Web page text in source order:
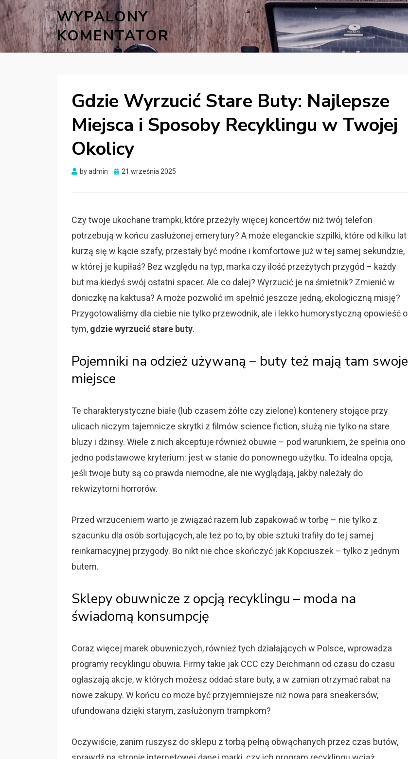
WYPALONY
KOMENTATOR
Gdzie Wyrzucić Stare Buty: Najlepsze
Miejsca i Sposoby Recyklingu w Twojej
Okolicy
byadmin
Posted
21 września 2025
Czy twoje ukochane trampki, które przeżyły więcej koncertów niż twój telefon
potrzebują w końcu zasłużonej emerytury? A może eleganckie szpilki, które od kilku lat
kurzą się w kącie szafy, przestały być modne i komfortowe już w tej samej sekundzie,
w której je kupiłaś? Bez względu na typ, marka czy ilość przeżytych przygód – każdy
but ma kiedyś swój ostatni spacer. Ale co dalej? Wyrzucić je na śmietnik? Zmienić w
doniczkę na kaktusa? A może pozwolić im spełnić jeszcze jedną, ekologiczną misję?
Przygotowaliśmy dla ciebie nie tylko przewodnik, ale i lekko humorystyczną opowieść o
tym, gdzie wyrzucić stare buty.
Pojemniki na odzież używaną – buty też mają tam swoje
miejsce
Te charakterystyczne białe (lub czasem żółte czy zielone) kontenery stojące przy
ulicach niczym tajemnicze skrytki z filmów science fiction, służą nie tylko na stare
bluzy i dżinsy. Wiele z nich akceptuje również obuwie – pod warunkiem, że spełnia ono
jedno podstawowe kryterium: jest w stanie do ponownego użytku. To idealna opcja,
jeśli twoje buty są co prawda niemodne, ale nie wyglądają, jakby należały do
rekwizytorni horrorów.
Przed wrzuceniem warto je związać razem lub zapakować w torbę – nie tylko z
szacunku dla osób sortujących, ale też po to, by obie sztuki trafiły do tej samej
reinkarnacyjnej przygody. Bo nikt nie chce skończyć jak Kopciuszek – tylko z jednym
butem.
Sklepy obuwnicze z opcją recyklingu – moda na
świadomą konsumpcję
Coraz więcej marek obuwniczych, również tych działających w Polsce, wprowadza
programy recyklingu obuwia. Firmy takie jak CCC czy Deichmann od czasu do czasu
ogłaszają akcje, w których możesz oddać stare buty, a w zamian otrzymać rabat na
nowe zakupy. W końcu co może być przyjemniejsze niż nowa para sneakersów,
ufundowana dzięki starym, zasłużonym trampkom?
Oczywiście, zanim ruszysz do sklepu z torbą pełną obwąchanych przez czas butów,